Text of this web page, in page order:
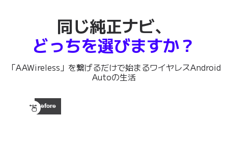
同じ純正ナビ、
どっちを選びますか？
「AAWireless」を繋げるだけで始まるワイヤレスAndroid
Autoの生活
Before
After